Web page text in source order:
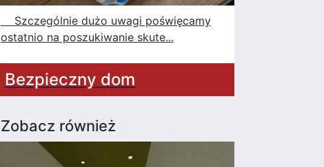
Szczególnie dużo uwagi poświęcamy
ostatnio na poszukiwanie skute...
Bezpieczny dom
Zobacz również